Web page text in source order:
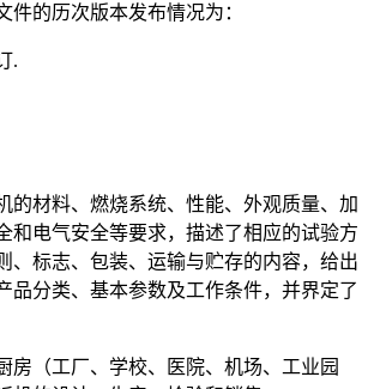
件的历次版本发布情况为：
.
的材料、燃烧系统、性能、外观质量、加
和电气安全等要求，描述了相应的试验方
、标志、包装、运输与贮存的内容，给出
品分类、基本参数及工作条件，并界定了
房（工厂、学校、医院、机场、工业园